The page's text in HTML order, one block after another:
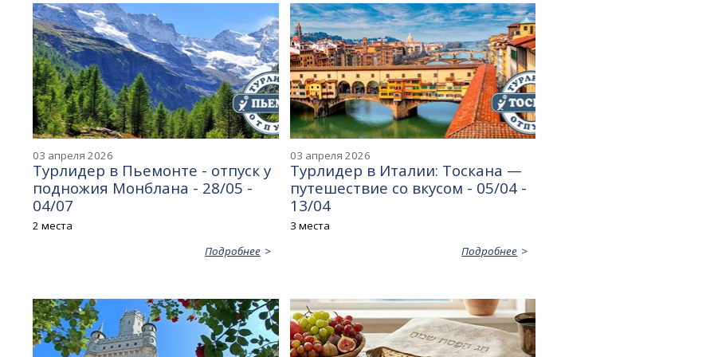
03 апреля 2026
Турлидер в Пьемонте - отпуск у
подножия Монблана - 28/05 -
04/07
2 места
Подробнее
03 апреля 2026
Турлидер в Италии: Тоскана —
путешествие со вкусом - 05/04 -
13/04
3 места
Подробнее